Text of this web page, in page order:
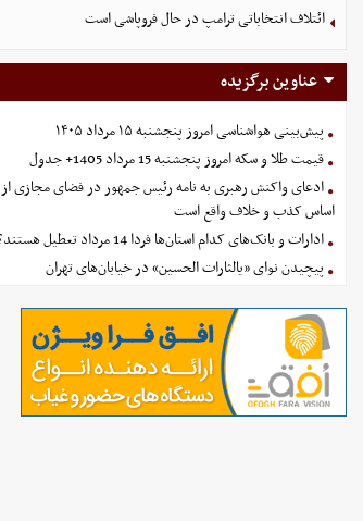
ائتلاف انتخاباتی ترامپ در حال فروپاشی است
عناوین برگزیده
پیش‌بینی هواشناسی امروز پنجشنبه ۱۵ مرداد ۱۴۰۵
قیمت طلا و سکه امروز پنجشنبه 15 مرداد 1405+ جدول
ادعای واکنش رهبری به نامه رئیس جمهور در فضای مجازی از
اساس کذب و خلاف واقع است
ادارات و بانک‌های کدام استان‌ها فردا 14 مرداد تعطیل هستند؟
پیچیدن نوای «یالثارات الحسین» در خیابان‌های تهران